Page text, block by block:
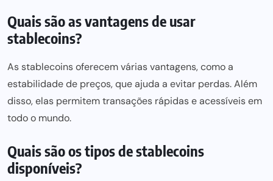
Quais são as vantagens de usar
stablecoins?
As stablecoins oferecem várias vantagens, como a
estabilidade de preços, que ajuda a evitar perdas. Além
disso, elas permitem transações rápidas e acessíveis em
todo o mundo.
Quais são os tipos de stablecoins
disponíveis?